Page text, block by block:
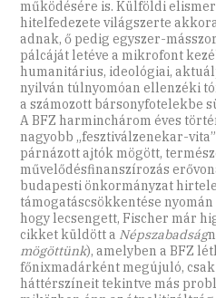
működésére is. Külföldi
hitelfedezete világszerte
adnak, ő pedig egyszer-
pálcáját letéve a mikrofont
humanitárius, ideológiai,
nyilván túlnyomóan ellenzéki
a számozott bársonyfotelekbe
A BFZ harminchárom éves
nagyobb „fesztiválzenekar-
párnázott ajtók mögött,
művelődésfinanszírozás
budapesti önkormányzat
támogatáscsökkentése
hogy lecsengett, Fischer már
cikket küldött a Népszabadság
mögöttünk), amelyben a BFZ
főnixmadárként megújuló,
háttérszíneit tekintve más